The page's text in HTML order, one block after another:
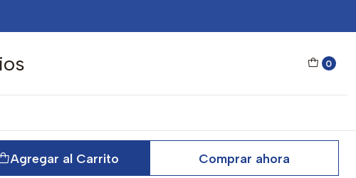
0
One HONE22BBTP Negro Brilloso Black Talla 54mm
Polarizado Hawkers One
Negro Brilloso Black Talla
Agregar al Carrito Comprar ahora